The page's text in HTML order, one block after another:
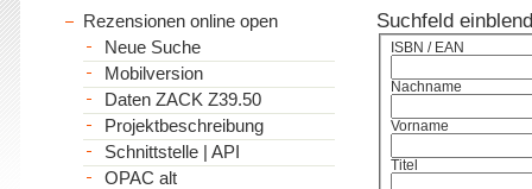
Suchfeld
ISBN / EAN
Nachname
Vorname
Titel
Rezensionen online open
Neue Suche
Mobilversion
Daten ZACK Z39.50
Projektbeschreibung
Schnittstelle | API
OPAC alt